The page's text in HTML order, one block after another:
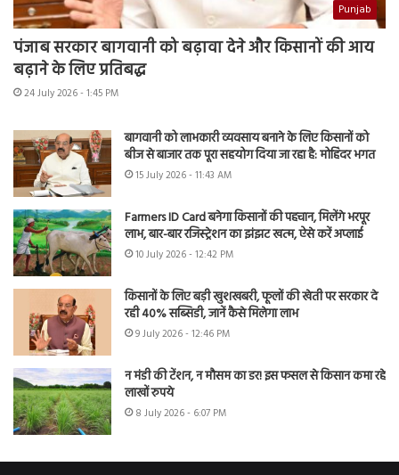
Punjab
पंजाब सरकार बागवानी को बढ़ावा देने और किसानों की आय
बढ़ाने के लिए प्रतिबद्ध
24 July 2026 - 1:45 PM
बागवानी को लाभकारी व्यवसाय बनाने के लिए किसानों को
बीज से बाजार तक पूरा सहयोग दिया जा रहा है: मोहिंदर भगत
15 July 2026 - 11:43 AM
Farmers ID Card बनेगा किसानों की पहचान, मिलेंगे भरपूर
लाभ, बार-बार रजिस्ट्रेशन का झंझट खत्म, ऐसे करें अप्लाई
10 July 2026 - 12:42 PM
किसानों के लिए बड़ी खुशखबरी, फूलों की खेती पर सरकार दे
रही 40% सब्सिडी, जानें कैसे मिलेगा लाभ
9 July 2026 - 12:46 PM
न मंडी की टेंशन, न मौसम का डर! इस फसल से किसान कमा रहे
लाखों रुपये
8 July 2026 - 6:07 PM